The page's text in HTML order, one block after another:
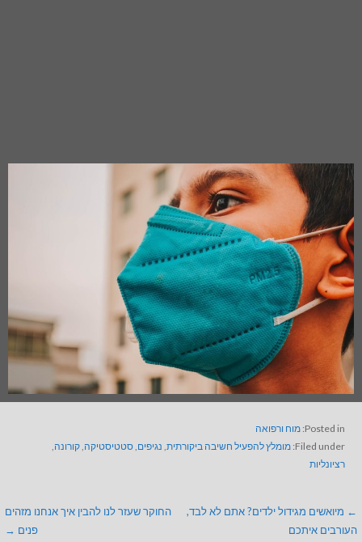
Posted in: מוח ורפואה
Filed under: מומלץ להפעיל חשיבה ביקורתית, נגיפים סטטיסטיקה קורונה
רציונליות
← מיואשים מגידול ילדים? אתם לא לבד,
העורבים איתכם
החוקר שעזר לנו להבין איך אנחנו מזהים
פנים →